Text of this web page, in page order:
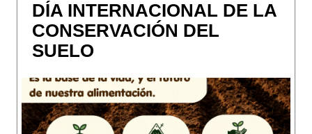
DÍA INTERNACIONAL DE LA
CONSERVACIÓN DEL
SUELO